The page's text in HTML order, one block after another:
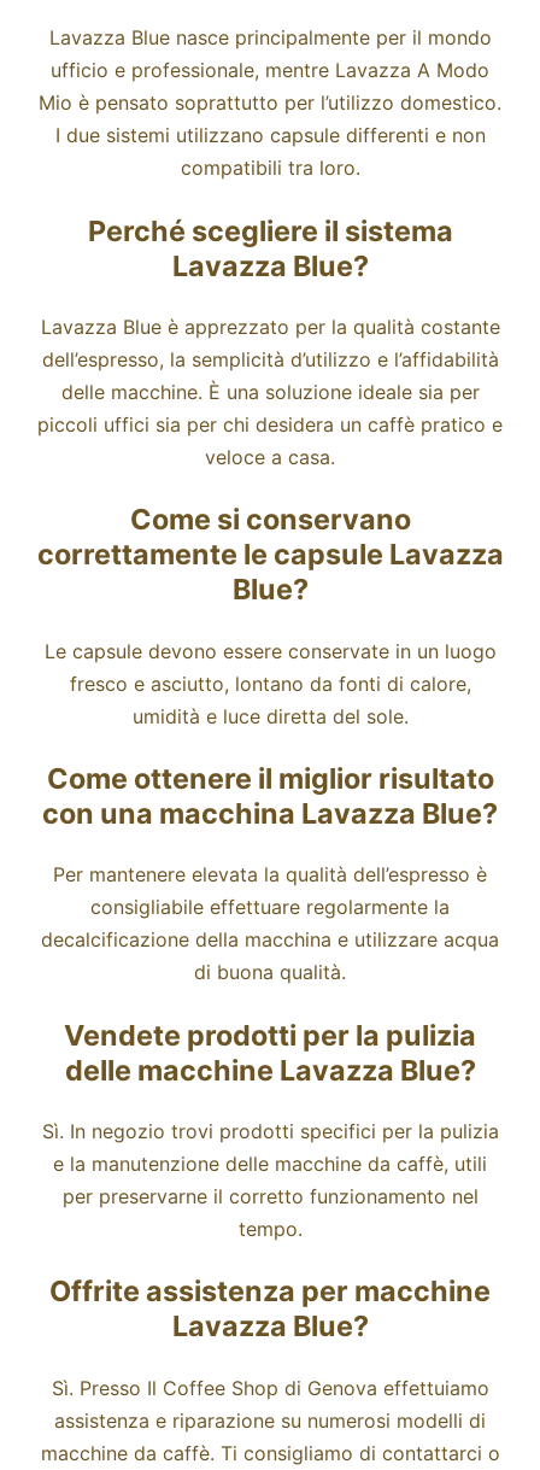
Lavazza Blue nasce principalmente per il mondo
ufficio e professionale, mentre Lavazza A Modo
Mio è pensato soprattutto per l’utilizzo domestico.
I due sistemi utilizzano capsule differenti e non
compatibili tra loro.
Perché scegliere il sistema
Lavazza Blue?
Lavazza Blue è apprezzato per la qualità costante
dell’espresso, la semplicità d’utilizzo e l’affidabilità
delle macchine. È una soluzione ideale sia per
piccoli uffici sia per chi desidera un caffè pratico e
veloce a casa.
Come si conservano
correttamente le capsule Lavazza
Blue?
Le capsule devono essere conservate in un luogo
fresco e asciutto, lontano da fonti di calore,
umidità e luce diretta del sole.
Come ottenere il miglior risultato
con una macchina Lavazza Blue?
Per mantenere elevata la qualità dell’espresso è
consigliabile effettuare regolarmente la
decalcificazione della macchina e utilizzare acqua
di buona qualità.
Vendete prodotti per la pulizia
delle macchine Lavazza Blue?
Sì. In negozio trovi prodotti specifici per la pulizia
e la manutenzione delle macchine da caffè, utili
per preservarne il corretto funzionamento nel
tempo.
Offrite assistenza per macchine
Lavazza Blue?
Sì. Presso Il Coffee Shop di Genova effettuiamo
assistenza e riparazione su numerosi modelli di
macchine da caffè. Ti consigliamo di contattarci o